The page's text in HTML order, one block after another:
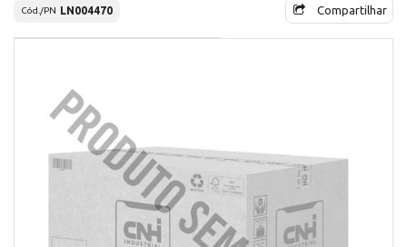
Cód./PN LN004470 Compartilhar